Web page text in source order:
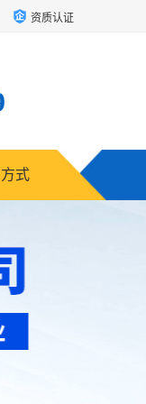
资质认证
式